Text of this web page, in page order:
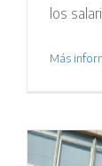
los
Más